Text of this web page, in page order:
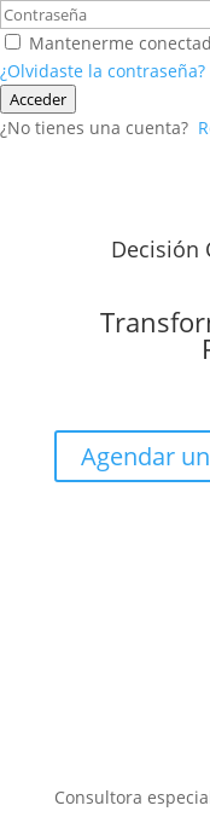
Mantenerme
¿Olvidaste la contraseña?
Acceder
¿No tienes una cuenta?
Decisión
Agendar
Consultora